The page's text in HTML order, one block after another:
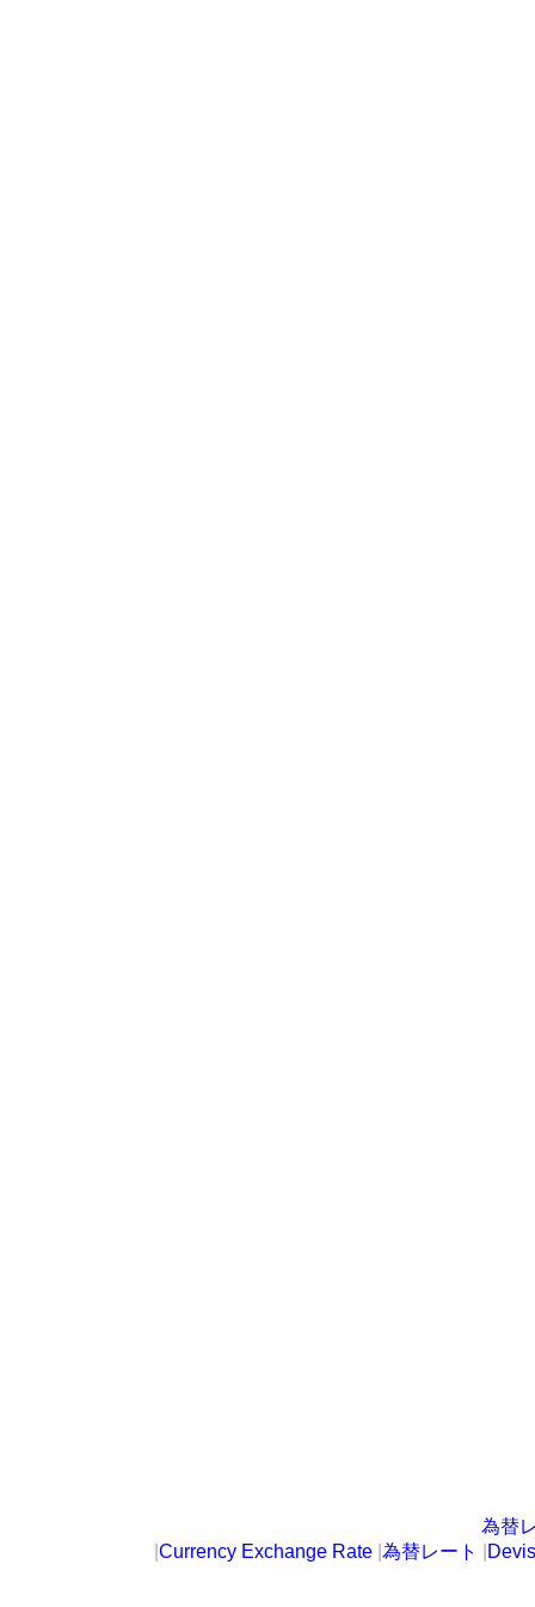
為替
Currency Exchange Rate 為替レート